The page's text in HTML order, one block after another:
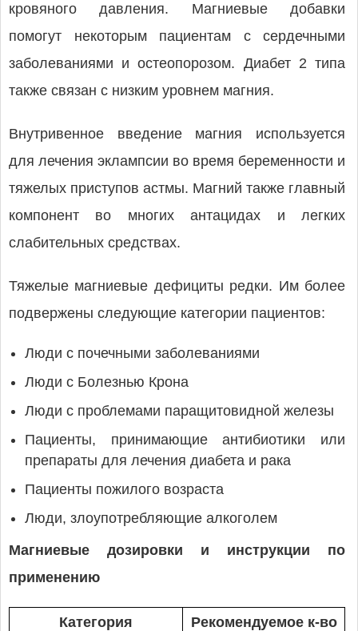
кровяного давления. Магниевые добавки
помогут некоторым пациентам с сердечными
заболеваниями и остеопорозом. Диабет 2 типа
также связан с низким уровнем магния.
Внутривенное введение магния используется
для лечения эклампсии во время беременности и
тяжелых приступов астмы. Магний также главный
компонент во многих антацидах и легких
слабительных средствах.
Тяжелые магниевые дефициты редки. Им более
подвержены следующие категории пациентов:
Люди с почечными заболеваниями
Люди с Болезнью Крона
Люди с проблемами паращитовидной железы
Пациенты, принимающие антибиотики или
препараты для лечения диабета и рака
Пациенты пожилого возраста
Люди, злоупотребляющие алкоголем
Магниевые дозировки и инструкции по
применению
Категория Рекомендуемое к-во